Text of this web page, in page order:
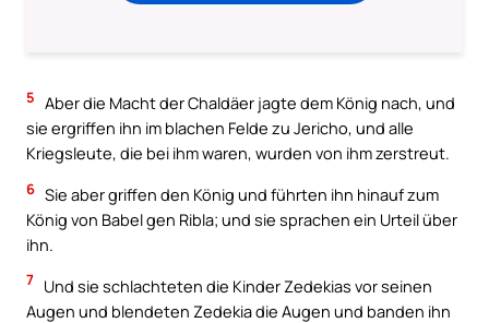
5 Aber die Macht der Chaldäer jagte dem König nach, und
sie ergriffen ihn im blachen Felde zu Jericho, und alle
Kriegsleute, die bei ihm waren, wurden von ihm zerstreut.
6 Sie aber griffen den König und führten ihn hinauf zum
König von Babel gen Ribla; und sie sprachen ein Urteil über
ihn.
7 Und sie schlachteten die Kinder Zedekias vor seinen
Augen und blendeten Zedekia die Augen und banden ihn